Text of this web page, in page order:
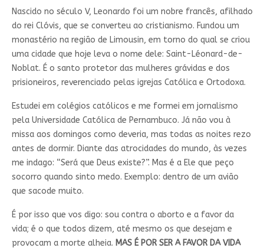
Nascido no século V, Leonardo foi um nobre francês, afilhado
do rei Clóvis, que se converteu ao cristianismo. Fundou um
monastério na região de Limousin, em torno do qual se criou
uma cidade que hoje leva o nome dele: Saint-Léonard-de-
Noblat. É o santo protetor das mulheres grávidas e dos
prisioneiros, reverenciado pelas igrejas Católica e Ortodoxa.
Estudei em colégios católicos e me formei em jornalismo
pela Universidade Católica de Pernambuco. Já não vou à
missa aos domingos como deveria, mas todas as noites rezo
antes de dormir. Diante das atrocidades do mundo, às vezes
me indago: “Será que Deus existe?”. Mas é a Ele que peço
socorro quando sinto medo. Exemplo: dentro de um avião
que sacode muito.
É por isso que vos digo: sou contra o aborto e a favor da
vida; é o que todos dizem, até mesmo os que desejam e
provocam a morte alheia. MAS É POR SER A FAVOR DA VIDA